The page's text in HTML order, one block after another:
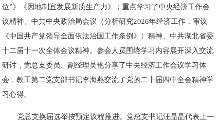
位”》《因地制宜发展新质生产力》；重点学习了中央经济工作会
议精神、中共中央政治局会议（分析研究2026年经济工作，审议
《中国共产党领导全面依法治国工作条例》）精神、中共湖北省委
十二届十一次全体会议精神。参会人员围绕学习内容展开深入交流
研讨，党总支委员、副经理吴艳分享了中央经济工作会议学习体
会，教工第二党支部书记李海燕交流了党的二十届四中全会精神学
习心得。
党总支换届选举按预定议程推进。党总支书记汪晶晶代表上一